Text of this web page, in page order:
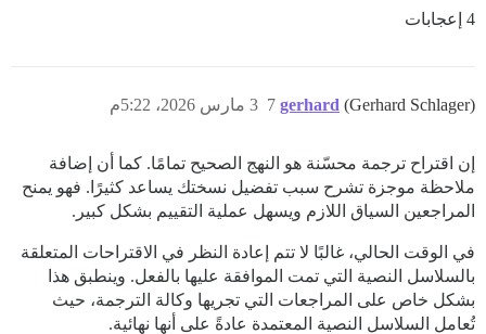
4 إعجابات
gerhard (Gerhard Schlager) 3 مارس 2026، 5:22م 7
إن اقتراح ترجمة محسّنة هو النهج الصحيح تمامًا. كما أن إضافة
ملاحظة موجزة تشرح سبب تفضيل نسختك يساعد كثيرًا. فهو يمنح
المراجعين السياق اللازم ويسهل عملية التقييم بشكل كبير.
في الوقت الحالي، غالبًا لا تتم إعادة النظر في الاقتراحات المتعلقة
بالسلاسل النصية التي تمت الموافقة عليها بالفعل. وينطبق هذا
بشكل خاص على المراجعات التي تجريها وكالة الترجمة، حيث
تُعامل السلاسل النصية المعتمدة عادةً على أنها نهائية.